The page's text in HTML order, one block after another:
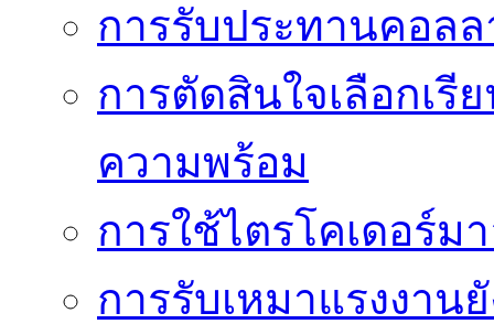
การรับประทานคอลล
การตัดสินใจเลือกเรี
ความพร้อม
การใช้ไตรโคเดอร์ม
การรับเหมาแรงงา